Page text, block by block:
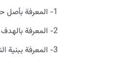
1- المعرفة بأصل حياة الإنسان.
2- المعرفة بالهدف النهائي وبنية النظام الأخروي.
3- المعرفة ببنية النفس الإنسانية.